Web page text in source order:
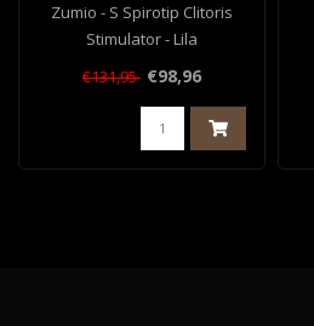
Zumio - S Spirotip Clitoris
Stimulator - Lila
€131,95 €98,96